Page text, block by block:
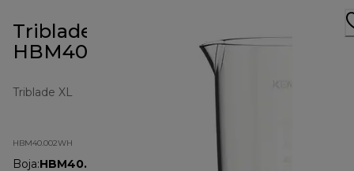
Triblade XL štapni mikser
HBM40.002WH
Triblade XL
HBM40.002WH
Boja:HBM40.002WH